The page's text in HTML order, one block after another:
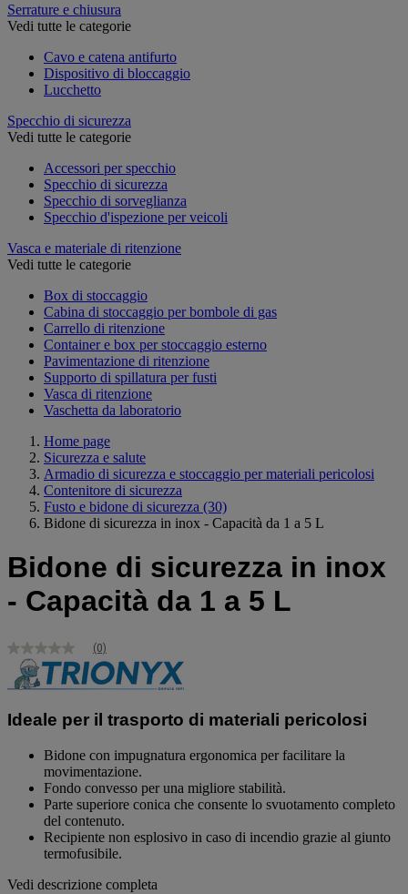
Serrature e chiusura
Vedi tutte le categorie
Cavo e catena antifurto
Dispositivo di bloccaggio
Lucchetto
Specchio di sicurezza
Vedi tutte le categorie
Accessori per specchio
Specchio di sicurezza
Specchio di sorveglianza
Specchio d'ispezione per veicoli
Vasca e materiale di ritenzione
Vedi tutte le categorie
Box di stoccaggio
Cabina di stoccaggio per bombole di gas
Carrello di ritenzione
Container e box per stoccaggio esterno
Pavimentazione di ritenzione
Supporto di spillatura per fusti
Vasca di ritenzione
Vaschetta da laboratorio
Home page
Sicurezza e salute
Armadio di sicurezza e stoccaggio per materiali pericolosi
Contenitore di sicurezza
Fusto e bidone di sicurezza (30)
Bidone di sicurezza in inox - Capacità da 1 a 5 L
Bidone di sicurezza in inox
- Capacità da 1 a 5 L
Nessuna
valutazione
Stesso
alla
pagina.
(0)
Ideale per il trasporto di materiali pericolosi
Bidone con impugnatura ergonomica per facilitare la
movimentazione.
Fondo convesso per una migliore stabilità.
Parte superiore conica che consente lo svuotamento completo
del contenuto.
Recipiente non esplosivo in caso di incendio grazie al giunto
termofusibile.
Vedi descrizione completa